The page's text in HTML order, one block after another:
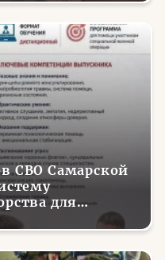
СВО Самарской
для
бойцов